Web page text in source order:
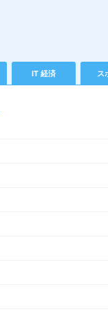
IT 経済 ス